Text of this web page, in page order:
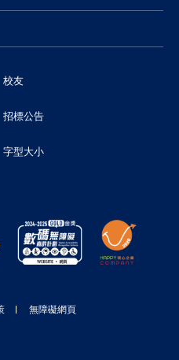
校友
招標公告
字型大小
無障礙網頁